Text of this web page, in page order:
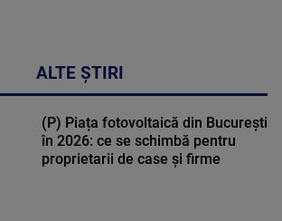
ALTE ȘTIRI
(P) Piața fotovoltaică din București
în 2026: ce se schimbă pentru
proprietarii de case și firme